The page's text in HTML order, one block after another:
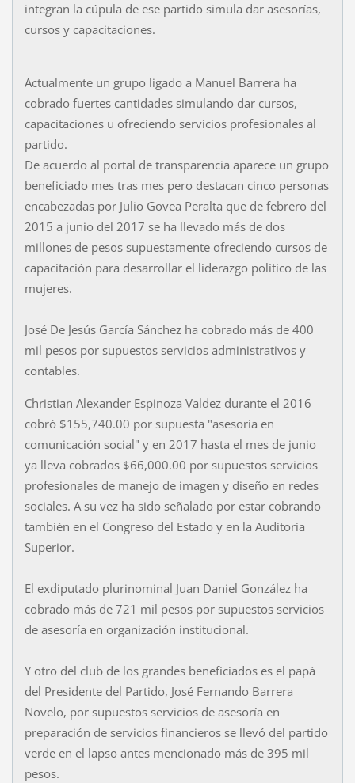
integran la cúpula de ese partido simula dar asesorías,
cursos y capacitaciones.
Actualmente un grupo ligado a Manuel Barrera ha
cobrado fuertes cantidades simulando dar cursos,
capacitaciones u ofreciendo servicios profesionales al
partido.
De acuerdo al portal de transparencia aparece un grupo
beneficiado mes tras mes pero destacan cinco personas
encabezadas por Julio Govea Peralta que de febrero del
2015 a junio del 2017 se ha llevado más de dos
millones de pesos supuestamente ofreciendo cursos de
capacitación para desarrollar el liderazgo político de las
mujeres.
José De Jesús García Sánchez ha cobrado más de 400
mil pesos por supuestos servicios administrativos y
contables.
Christian Alexander Espinoza Valdez durante el 2016
cobró $155,740.00 por supuesta "asesoría en
comunicación social" y en 2017 hasta el mes de junio
ya lleva cobrados $66,000.00 por supuestos servicios
profesionales de manejo de imagen y diseño en redes
sociales. A su vez ha sido señalado por estar cobrando
también en el Congreso del Estado y en la Auditoria
Superior.
El exdiputado plurinominal Juan Daniel González ha
cobrado más de 721 mil pesos por supuestos servicios
de asesoría en organización institucional.
Y otro del club de los grandes beneficiados es el papá
del Presidente del Partido, José Fernando Barrera
Novelo, por supuestos servicios de asesoría en
preparación de servicios financieros se llevó del partido
verde en el lapso antes mencionado más de 395 mil
pesos.